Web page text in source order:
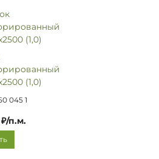
(1,0)
045 1
₽/п.м.